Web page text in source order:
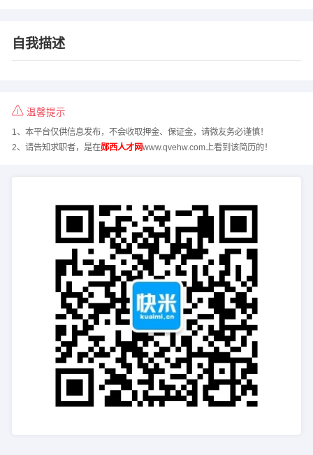
自我描述
温馨提示
1、本平台仅供信息发布，不会收取押金、保证金，请微友务必谨慎！
2、请告知求职者，是在郧西人才网www.qvehw.com上看到该简历的！